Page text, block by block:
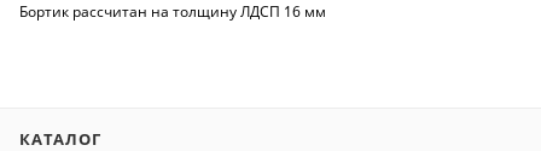
Бортик рассчитан на толщину ЛДСП 16 мм
КАТАЛОГ